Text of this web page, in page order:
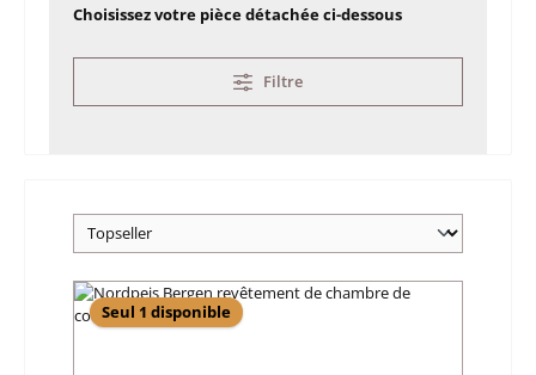
Choisissez votre pièce détachée ci-dessous
Filtre
Seul 1 disponible